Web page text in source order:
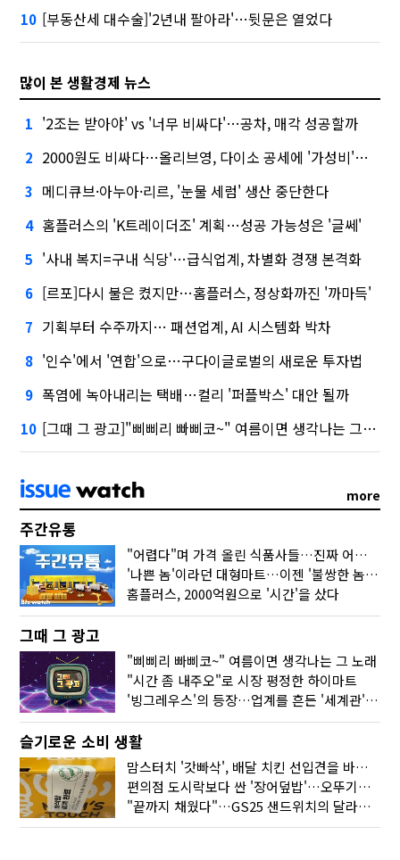
10 [부동산세 대수술]'2년내 팔아라'…뒷문은 열었다
많이 본 생활경제 뉴스
1 '2조는 받아야' vs '너무 비싸다'…공차, 매각 성공할까
2 2000원도 비싸다…올리브영, 다이소 공세에 '가성비'로 맞불
3 메디큐브·아누아·리르, '눈물 세럼' 생산 중단한다
4 홈플러스의 'K트레이더조' 계획…성공 가능성은 '글쎄'
5 '사내 복지=구내 식당'…급식업계, 차별화 경쟁 본격화
6 [르포]다시 불은 켰지만…홈플러스, 정상화까진 '까마득'
7 기획부터 수주까지… 패션업계, AI 시스템화 박차
8 '인수'에서 '연합'으로…구다이글로벌의 새로운 투자법
9 폭염에 녹아내리는 택배…컬리 '퍼플박스' 대안 될까
10 [그때 그 광고]"삐삐리 빠삐코~" 여름이면 생각나는 그 노래
more
주간유통
"어렵다"며 가격 올린 식품사들…진짜 어려운 거 맞아?
'나쁜 놈'이라던 대형마트…이젠 '불쌍한 놈' 됐다
홈플러스, 2000억원으로 '시간'을 샀다
그때 그 광고
"삐삐리 빠삐코~" 여름이면 생각나는 그 노래
"시간 좀 내주오"로 시장 평정한 하이마트
'빙그레우스'의 등장…업계를 흔든 '세계관' 마케팅
슬기로운 소비 생활
맘스터치 '갓빠삭', 배달 치킨 선입견을 바꿨다
편의점 도시락보다 싼 '장어덮밥'…오뚜기가 해냈다
"끝까지 채웠다"…GS25 샌드위치의 달라진 '속'사정